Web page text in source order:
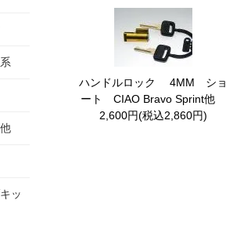
ハンドルロック 4MM ショ
ート CIAO Bravo Sprint他
2,600円(税込2,860円)
ッ